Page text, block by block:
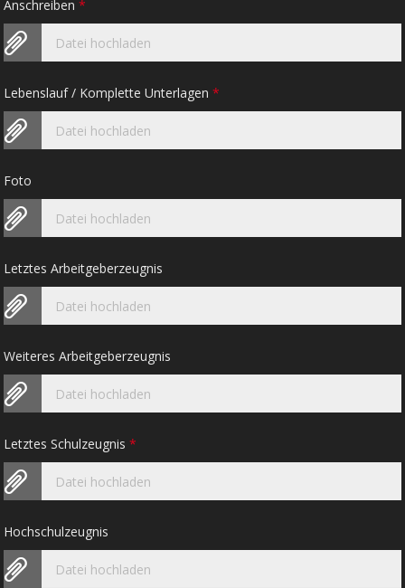
Anschreiben*
Datei hochladen
Lebenslauf / Komplette Unterlagen*
Datei hochladen
Foto
Datei hochladen
Letztes Arbeitgeberzeugnis
Datei hochladen
Weiteres Arbeitgeberzeugnis
Datei hochladen
Letztes Schulzeugnis*
Datei hochladen
Hochschulzeugnis
Datei hochladen